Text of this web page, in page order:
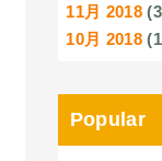
11月 2018
10月 2018
Popular